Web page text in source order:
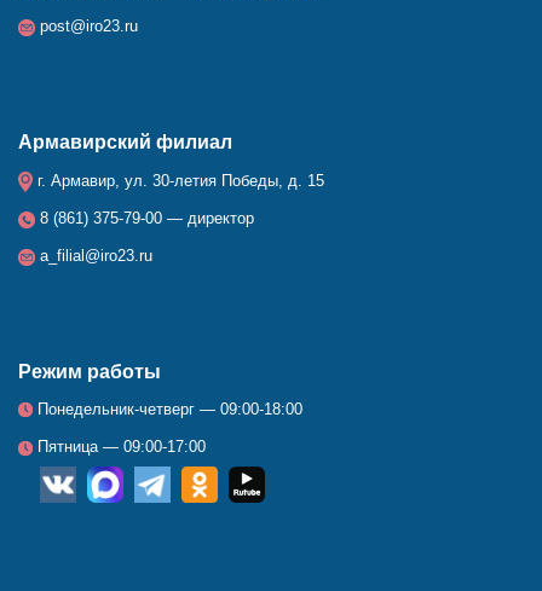
post@iro23.ru
Армавирский филиал
г. Армавир, ул. 30-летия Победы, д. 15
8 (861) 375-79-00 — директор
a_filial@iro23.ru
Режим работы
Понедельник-четверг — 09:00-18:00
Пятница — 09:00-17:00